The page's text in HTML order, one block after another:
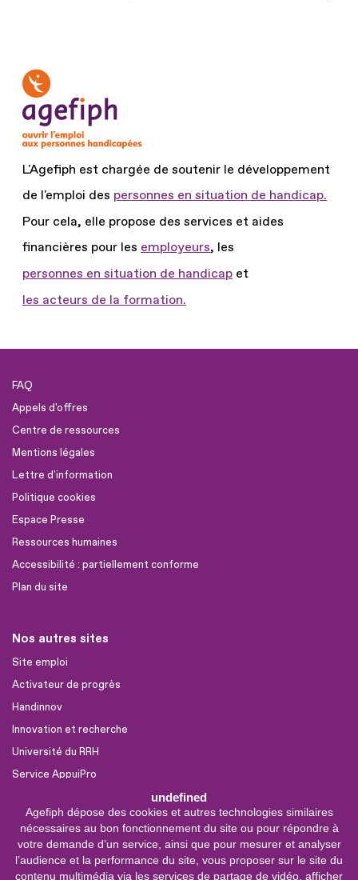
undefined
Agefiph dépose des cookies et autres technologies similaires
nécessaires au bon fonctionnement du site ou pour répondre à
votre demande d’un service, ainsi que pour mesurer et analyser
l’audience et la performance du site, vous proposer sur le site du
contenu multimédia via les services de partage de vidéo, afficher
L'Agefiph est chargée de soutenir le développement
de l'emploi des personnes en situation de handicap.
Pour cela, elle propose des services et aides
financières pour les employeurs, les
personnes en situation de handicap et
les acteurs de la formation.
FAQ
Appels d'offres
Centre de ressources
Mentions légales
Lettre d'information
Politique cookies
Espace Presse
Ressources humaines
Accessibilité : partiellement conforme
Plan du site
Nos autres sites
Site emploi
Activateur de progrès
Handinnov
Innovation et recherche
Université du RRH
Service AppuiPro
Nous suivre
Youtube
Linkedin